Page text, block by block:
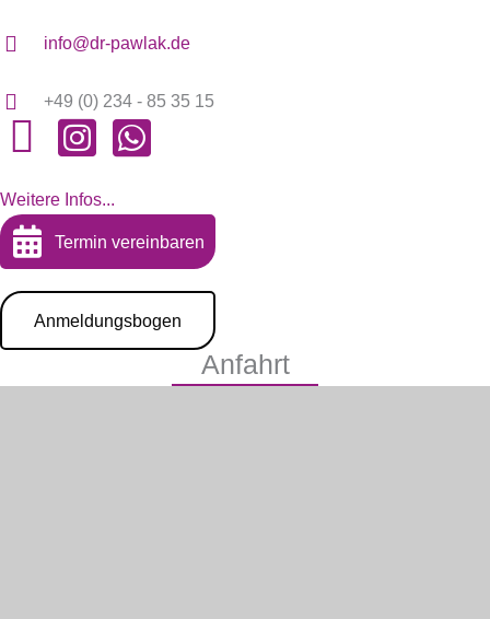
info@dr-pawlak.de
+49 (0) 234 - 85 35 15
Weitere Infos...
Termin vereinbaren
Anmeldungsbogen
Anfahrt